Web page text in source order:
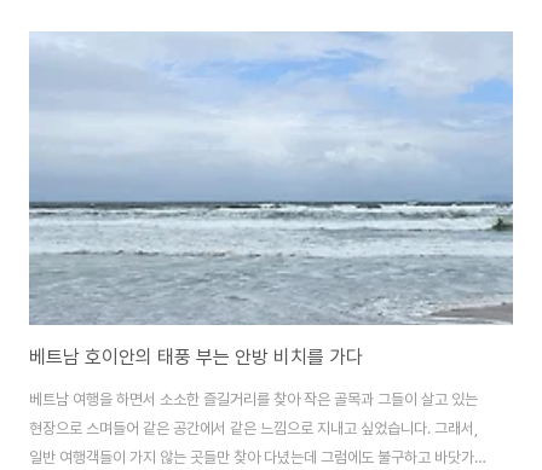
도 많이 하고 아는 체도 해서거리의 인연을 쌓기도 했는데 , 이런 게 진정한여행
이 아닌가 하는 생각이 들더군요.다낭과 호이안, 후에를 여행한 이들을 보면 거
의 맛집들르거나 , 우아한 루프탑에서 주스나 맥주 마시면서인증숏 찍고, 풀옵
션 호텔에서 자랑하는 인증샷 찍은 게태반이더군요. 백팩킹이나 캠핑 유투버들
베트남 호이안의 태풍 부는 안방 비치를 가다
베트남 여행을 하면서 소소한 즐길거리를 찾아 작은 골목과 그들이 살고 있는
현장으로 스며들어 같은 공간에서 같은 느낌으로 지내고 싶었습니다. 그래서,
일반 여행객들이 가지 않는 곳들만 찾아 다녔는데 그럼에도 불구하고 바닷가는